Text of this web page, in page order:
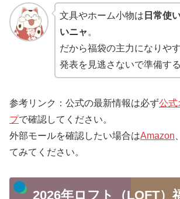
文具やホーム小物は 日常使
いニャ 。
だから福袋の主力になりや
発表を見逃さないで準備する
参考リンク：公式の最新情報は必ず公式
プで確認してください。
外部モールを確認したい場合はAmazon
てみてください。
2026年ロフト（LOFT）